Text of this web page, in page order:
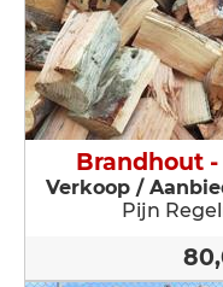
Brandhout
Verkoop /
Pijn